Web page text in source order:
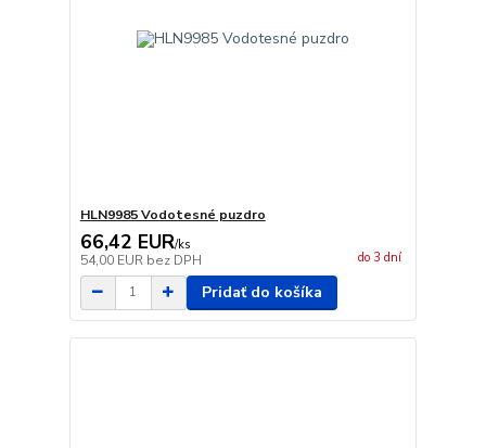
HLN9985 Vodotesné puzdro
66,42 EUR/ks
54,00 EUR bez DPH do 3 dní
Pridať do košíka